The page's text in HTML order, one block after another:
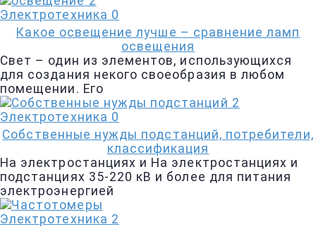
Электротехника 0
Какое освещение лучше – cравнение ламп
освещения
Свет – один из элементов, использующихся
для создания некого своеобразия в любом
помещении. Его
Электротехника 0
Собственные нужды подстанций, потребители,
классификация
На электростанциях и На электростанциях и
подстанциях 35-220 кВ и более для питания
электроэнергией
Электротехника 2